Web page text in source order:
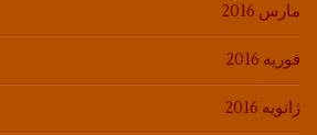
مارس 2016
فوریه 2016
ژانویه 2016